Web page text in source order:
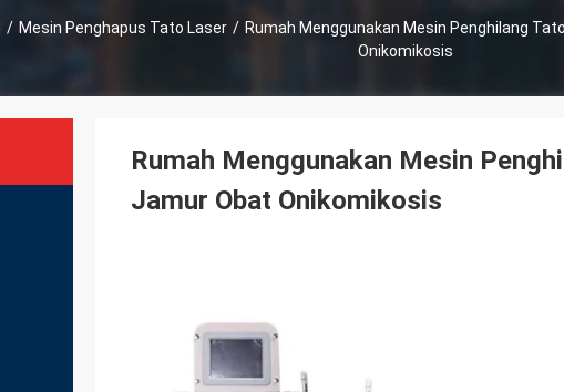
/ Mesin Penghapus Tato Laser / Rumah Menggunakan Mesin Penghilang
Onikomikosis
Rumah Menggunakan Mesin
Jamur Obat Onikomikosis